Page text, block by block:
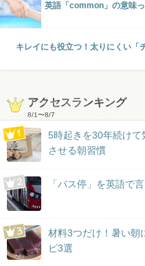
英語「common」の意味
キレイにも役立つ！太りにくい「
アクセスランキング
8/1〜8/7
5時起きを30年続け
させる朝習慣
「バス停」を英語で
材料3つだけ！暑い朝
ピ3選